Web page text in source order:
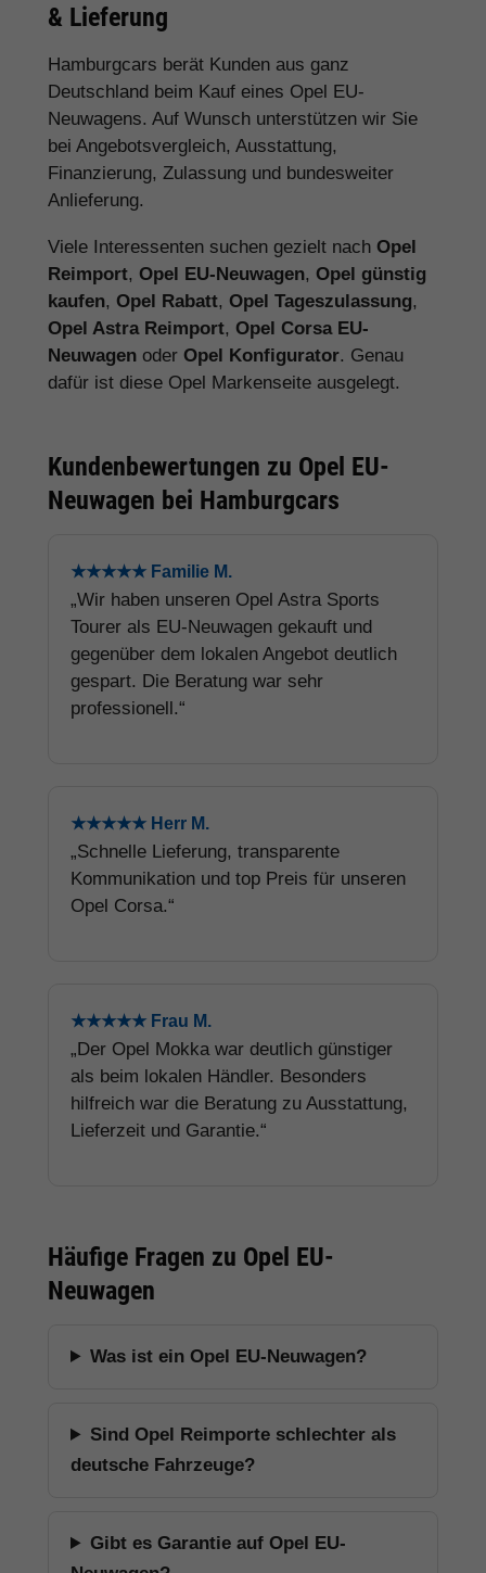
& Lieferung
Hamburgcars berät Kunden aus ganz
Deutschland beim Kauf eines Opel EU-
Neuwagens. Auf Wunsch unterstützen wir Sie
bei Angebotsvergleich, Ausstattung,
Finanzierung, Zulassung und bundesweiter
Anlieferung.
Viele Interessenten suchen gezielt nach Opel
Reimport, Opel EU-Neuwagen, Opel günstig
kaufen, Opel Rabatt, Opel Tageszulassung,
Opel Astra Reimport, Opel Corsa EU-
Neuwagen oder Opel Konfigurator. Genau
dafür ist diese Opel Markenseite ausgelegt.
Kundenbewertungen zu Opel EU-
Neuwagen bei Hamburgcars
★★★★★ Familie M.
„Wir haben unseren Opel Astra Sports
Tourer als EU-Neuwagen gekauft und
gegenüber dem lokalen Angebot deutlich
gespart. Die Beratung war sehr
professionell.“
★★★★★ Herr M.
„Schnelle Lieferung, transparente
Kommunikation und top Preis für unseren
Opel Corsa.“
★★★★★ Frau M.
„Der Opel Mokka war deutlich günstiger
als beim lokalen Händler. Besonders
hilfreich war die Beratung zu Ausstattung,
Lieferzeit und Garantie.“
Häufige Fragen zu Opel EU-
Neuwagen
Was ist ein Opel EU-Neuwagen?
Sind Opel Reimporte schlechter als
deutsche Fahrzeuge?
Gibt es Garantie auf Opel EU-